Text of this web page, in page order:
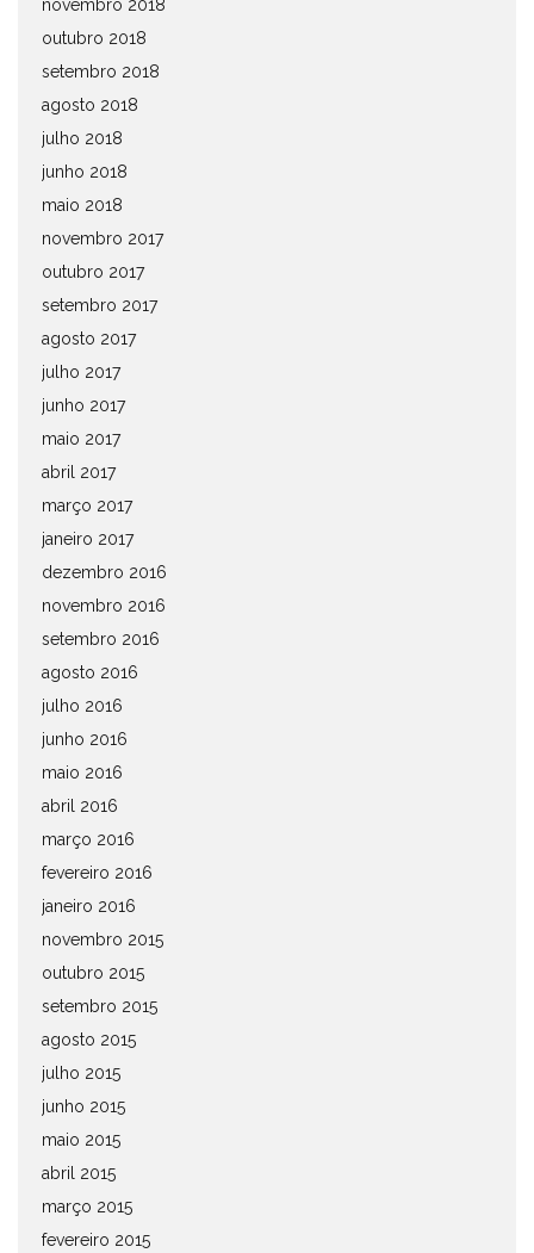
novembro 2018
outubro 2018
setembro 2018
agosto 2018
julho 2018
junho 2018
maio 2018
novembro 2017
outubro 2017
setembro 2017
agosto 2017
julho 2017
junho 2017
maio 2017
abril 2017
março 2017
janeiro 2017
dezembro 2016
novembro 2016
setembro 2016
agosto 2016
julho 2016
junho 2016
maio 2016
abril 2016
março 2016
fevereiro 2016
janeiro 2016
novembro 2015
outubro 2015
setembro 2015
agosto 2015
julho 2015
junho 2015
maio 2015
abril 2015
março 2015
fevereiro 2015